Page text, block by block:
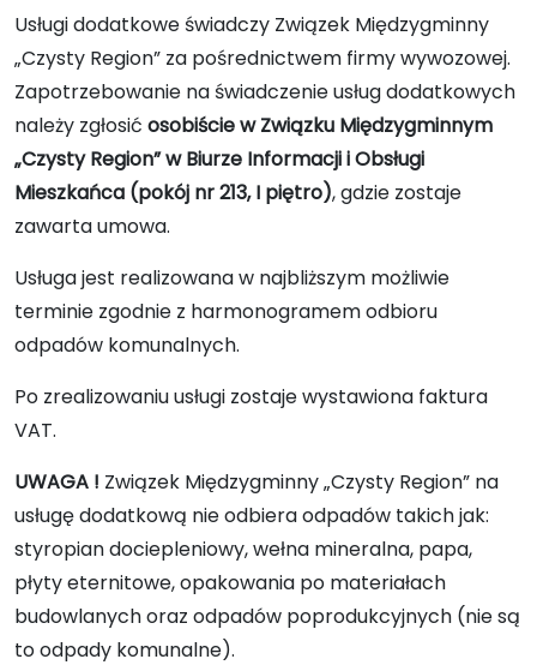
Usługi dodatkowe świadczy Związek Międzygminny
„Czysty Region” za pośrednictwem firmy wywozowej.
Zapotrzebowanie na świadczenie usług dodatkowych
należy zgłosić osobiście w Związku Międzygminnym
„Czysty Region” w Biurze Informacji i Obsługi
Mieszkańca (pokój nr 213, I piętro), gdzie zostaje
zawarta umowa.
Usługa jest realizowana w najbliższym możliwie
terminie zgodnie z harmonogramem odbioru
odpadów komunalnych.
Po zrealizowaniu usługi zostaje wystawiona faktura
VAT.
UWAGA ! Związek Międzygminny „Czysty Region” na
usługę dodatkową nie odbiera odpadów takich jak:
styropian dociepleniowy, wełna mineralna, papa,
płyty eternitowe, opakowania po materiałach
budowlanych oraz odpadów poprodukcyjnych (nie są
to odpady komunalne).